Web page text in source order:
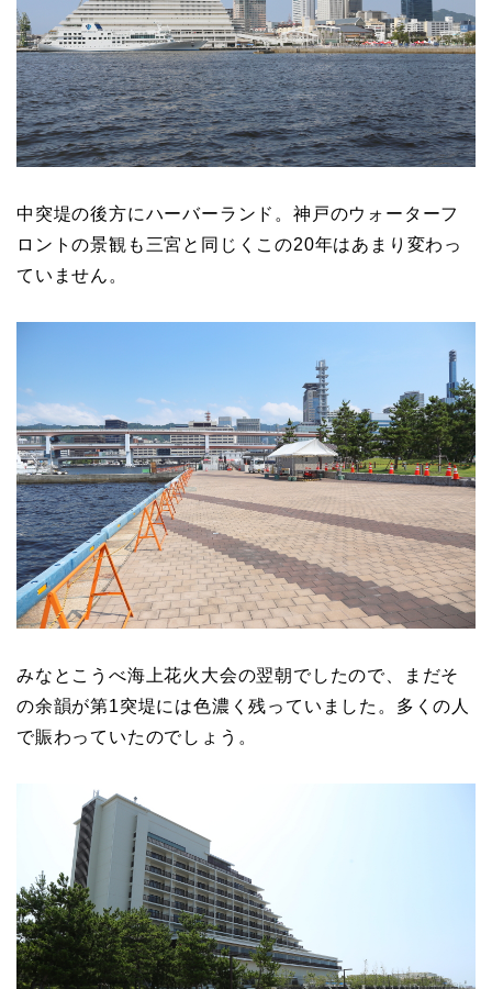
中突堤の後方にハーバーランド。神戸のウォーターフ
ロントの景観も三宮と同じくこの20年はあまり変わっ
ていません。
みなとこうべ海上花火大会の翌朝でしたので、まだそ
の余韻が第1突堤には色濃く残っていました。多くの人
で賑わっていたのでしょう。